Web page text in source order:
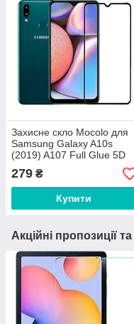
Захисне скло Mocolo для
Samsung Galaxy A10s
(2019) A107 Full Glue 5D
Black (0.33 мм)
279 ₴
Купити
Акційні пропозиції